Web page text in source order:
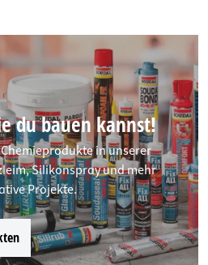
du bauen kannst!
in unserer
Silikonspray und mehr
Projekte.